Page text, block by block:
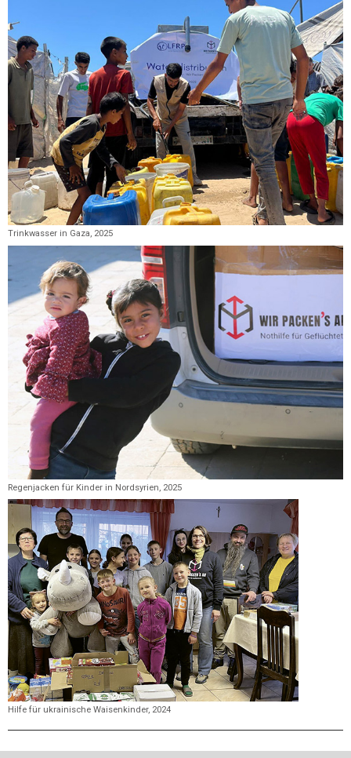
Trinkwasser in Gaza, 2025
Regenjacken für Kinder in Nordsyrien, 2025
Hilfe für ukrainische Waisenkinder, 2024